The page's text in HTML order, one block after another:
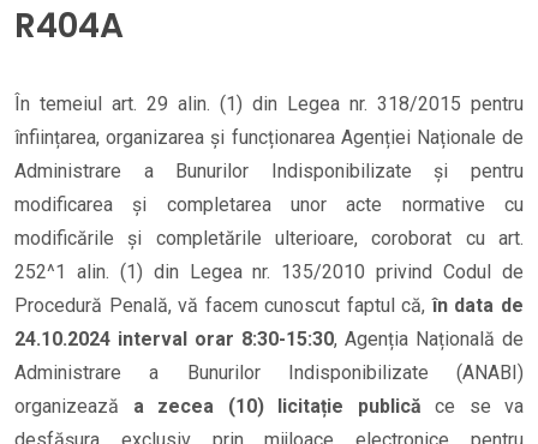
R404A
În temeiul art. 29 alin. (1) din Legea nr. 318/2015 pentru
înființarea, organizarea și funcționarea Agenției Naționale de
Administrare a Bunurilor Indisponibilizate și pentru
modificarea și completarea unor acte normative cu
modificările și completările ulterioare, coroborat cu art.
252^1 alin. (1) din Legea nr. 135/2010 privind Codul de
Procedură Penală, vă facem cunoscut faptul că,în data de
24.10.2024 interval orar 8:30-15:30, Agenția Națională de
Administrare a Bunurilor Indisponibilizate (ANABI)
organizează a zecea (10) licitație publică ce se va